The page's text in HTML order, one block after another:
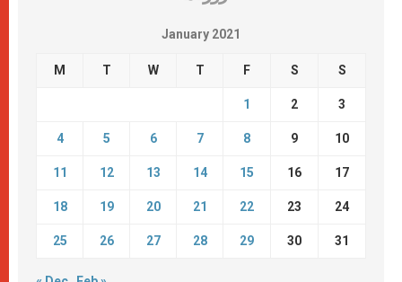
January 2021
M T W T F S S
1 2 3
4 5 6 7 8 9 10
11 12 13 14 15 16 17
18 19 20 21 22 23 24
25 26 27 28 29 30 31